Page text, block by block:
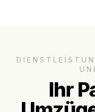
Ihr